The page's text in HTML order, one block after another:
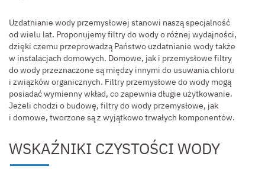
Uzdatnianie wody przemysłowej stanowi naszą specjalność
od wielu lat. Proponujemy filtry do wody o różnej wydajności,
dzięki czemu przeprowadzą Państwo uzdatnianie wody także
w instalacjach domowych. Domowe, jak i przemysłowe filtry
do wody przeznaczone są między innymi do usuwania chloru
i związków organicznych. Filtry przemysłowe do wody mogą
posiadać wymienny wkład, co zapewnia długie użytkowanie.
Jeżeli chodzi o budowę, filtry do wody przemysłowe, jak
i domowe, tworzone są z wyjątkowo trwałych komponentów.
WSKAŹNIKI CZYSTOŚCI WODY